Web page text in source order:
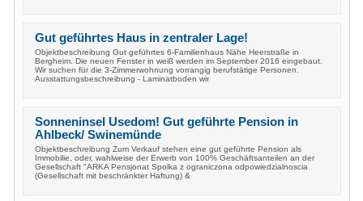
Gut geführtes Haus in zentraler Lage!
Objektbeschreibung Gut geführtes 6-Familienhaus Nähe Heerstraße in
Bergheim. Die neuen Fenster in weiß werden im September 2016 eingebaut.
Wir suchen für die 3-Zimmerwohnung vorrangig berufstätige Personen.
Ausstattungsbeschreibung - Laminatboden wir
Sonneninsel Usedom! Gut geführte Pension in
Ahlbeck/ Swinemünde
Objektbeschreibung Zum Verkauf stehen eine gut geführte Pension als
Immobilie, oder, wahlweise der Erwerb von 100% Geschäftsanteilen an der
Gesellschaft "ARKA Pensjonat Spolka z ograniczona odpowiedzialnoscia
(Gesellschaft mit beschränkter Haftung) &